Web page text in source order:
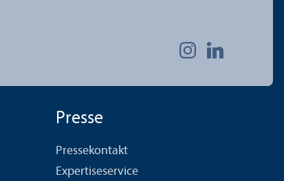
Presse
Pressekontakt
Expertiseservice